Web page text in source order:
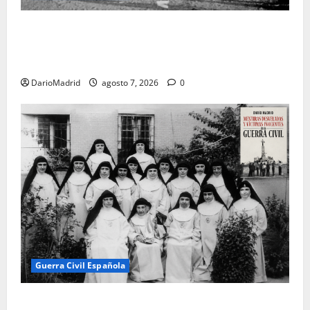
DarioMadrid agosto 7, 2026 0
Guerra Civil Española